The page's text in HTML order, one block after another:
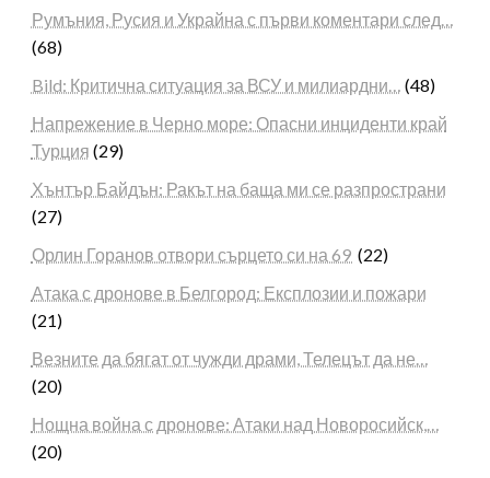
Румъния, Русия и Украйна с първи коментари след…
(68)
Bild: Критична ситуация за ВСУ и милиардни… (48)
Напрежение в Черно море: Опасни инциденти край
Турция (29)
Хънтър Байдън: Ракът на баща ми се разпространи
(27)
Орлин Горанов отвори сърцето си на 69 (22)
Атака с дронове в Белгород: Експлозии и пожари
(21)
Везните да бягат от чужди драми, Телецът да не…
(20)
Нощна война с дронове: Атаки над Новоросийск,…
(20)